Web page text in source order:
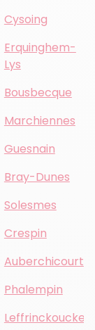
Cysoing
Erquinghem-
Lys
Bousbecque
Marchiennes
Guesnain
Bray-Dunes
Solesmes
Crespin
Auberchicourt
Phalempin
Leffrinckoucke